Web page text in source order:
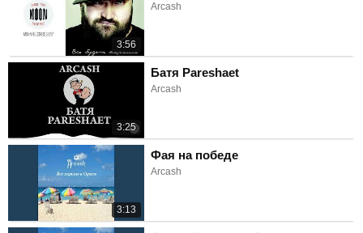
3:56
Arcash
3:25
Батя Pareshaet
Arcash
3:13
Фая на победе
Arcash